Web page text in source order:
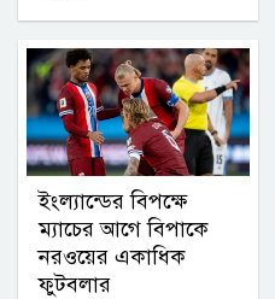
ইংল্যান্ডের বিপক্ষে
ম্যাচের আগে বিপাকে
নরওয়ের একাধিক
ফুটবলার